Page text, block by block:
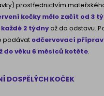
prostřednictvím
kočky mělo začít od 3
každé 2 týdnyaž do odstavu.
podávat odčervovací
do věku 6 měsíců kotěte.
DOSPĚLÝCH KOČEK